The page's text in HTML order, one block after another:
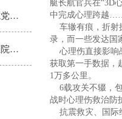
精心浇灌带来硕果盈枝——武警总医院党委加强高层次科技人才培养纪实
享受作为护士的荣耀——记上海金山医院护士蔡蕴敏
艇长航官兵在“3D
中完成心理跨越
车辙有痕，折射
录，而一些发达国
心理伤直接影响
获取第一手数据，
1万多公里。
6载攻关不辍，
战时心理伤救治防
抗震救灾、国际